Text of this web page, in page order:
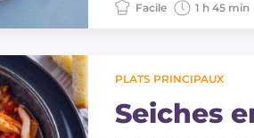
Facile 1 h 45 min
PLATS PRINCIPAUX
Seiches